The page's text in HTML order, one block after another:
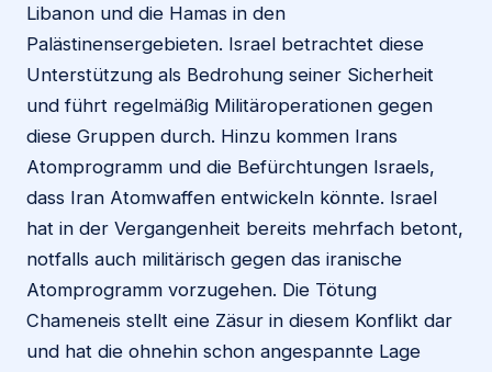
Libanon und die Hamas in den
Palästinensergebieten. Israel betrachtet diese
Unterstützung als Bedrohung seiner Sicherheit
und führt regelmäßig Militäroperationen gegen
diese Gruppen durch. Hinzu kommen Irans
Atomprogramm und die Befürchtungen Israels,
dass Iran Atomwaffen entwickeln könnte. Israel
hat in der Vergangenheit bereits mehrfach betont,
notfalls auch militärisch gegen das iranische
Atomprogramm vorzugehen. Die Tötung
Chameneis stellt eine Zäsur in diesem Konflikt dar
und hat die ohnehin schon angespannte Lage